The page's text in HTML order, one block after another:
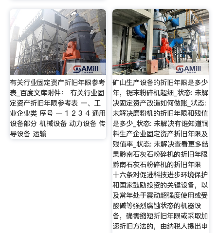
有关行业固定资产折旧年限参考
表_百度文库附件： 有关行业固
定资产折旧年限参考表 一、工
业企业类 序号 一 1 2 3 4 通用
设备部分 机械设备 动力设备 传
导设备 运输
矿山生产设备的折旧年限是多少
年，锯末粉碎机超细_状态: 未解
决固定资产改造如何做账_状态:
未解决磨粉机的折旧年限和残值
是多少_状态: 未解决有谁知道饲
料生产企业固定资产折旧年限及
残值率_状态: 未解决查看更多结
果黔南石灰石粉碎机的折旧年限
黔南石灰石粉碎机的折旧年限
十六条对促进科技进步环境保护
和国家鼓励投资的关键设备，以
及常年处于震动超强度使用或受
酸碱等强烈腐蚀状态的机器设
备，确需缩短折旧年限或采取加
速折旧方法的，由纳税人提出申